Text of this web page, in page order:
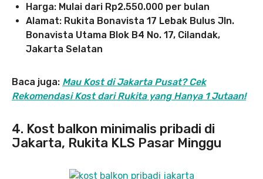
Harga: Mulai dari Rp2.550.000 per bulan
Alamat: Rukita Bonavista 17 Lebak Bulus Jln.
Bonavista Utama Blok B4 No. 17, Cilandak,
Jakarta Selatan
Baca juga: Mau Kost di Jakarta Pusat? Cek
Rekomendasi Kost dari Rukita yang Hanya 1 Jutaan!
4. Kost balkon minimalis pribadi di
Jakarta, Rukita KLS Pasar Minggu